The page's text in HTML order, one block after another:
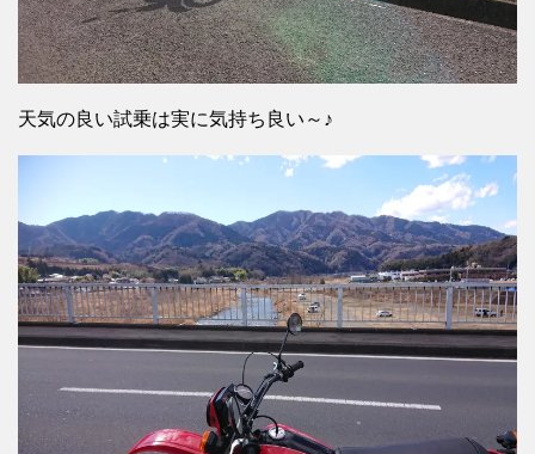
天気の良い試乗は実に気持ち良い～♪